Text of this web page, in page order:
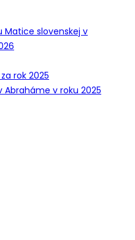
Matice slovenskej v
rok 2025
Abraháme v roku 2025